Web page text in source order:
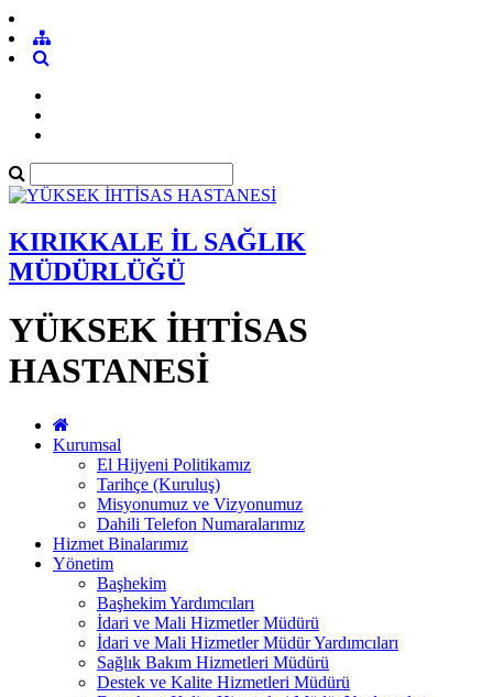
KIRIKKALE İL SAĞLIK
MÜDÜRLÜĞÜ
YÜKSEK İHTİSAS
HASTANESİ
Kurumsal
El Hijyeni Politikamız
Tarihçe (Kuruluş)
Misyonumuz ve Vizyonumuz
Dahili Telefon Numaralarımız
Hizmet Binalarımız
Yönetim
Başhekim
Başhekim Yardımcıları
İdari ve Mali Hizmetler Müdürü
İdari ve Mali Hizmetler Müdür Yardımcıları
Sağlık Bakım Hizmetleri Müdürü
Destek ve Kalite Hizmetleri Müdürü